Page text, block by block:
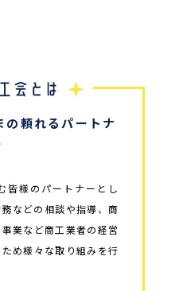
会とは
頼れるパートナ
皆様のパートナーとし
などの相談や指導、商
業など商工業者の経営
め様々な取り組みを行